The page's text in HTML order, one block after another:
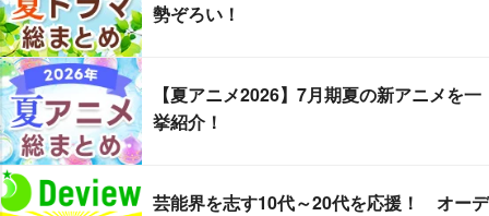
勢ぞろい！
【夏アニメ2026】7月期夏の新アニメを一
挙紹介！
芸能界を志す10代～20代を応援！ オーデ